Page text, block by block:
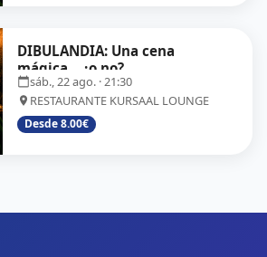
DIBULANDIA: Una cena
mágica... ¿o no?
sáb., 22 ago. · 21:30
RESTAURANTE KURSAAL LOUNGE
Desde 8.00€